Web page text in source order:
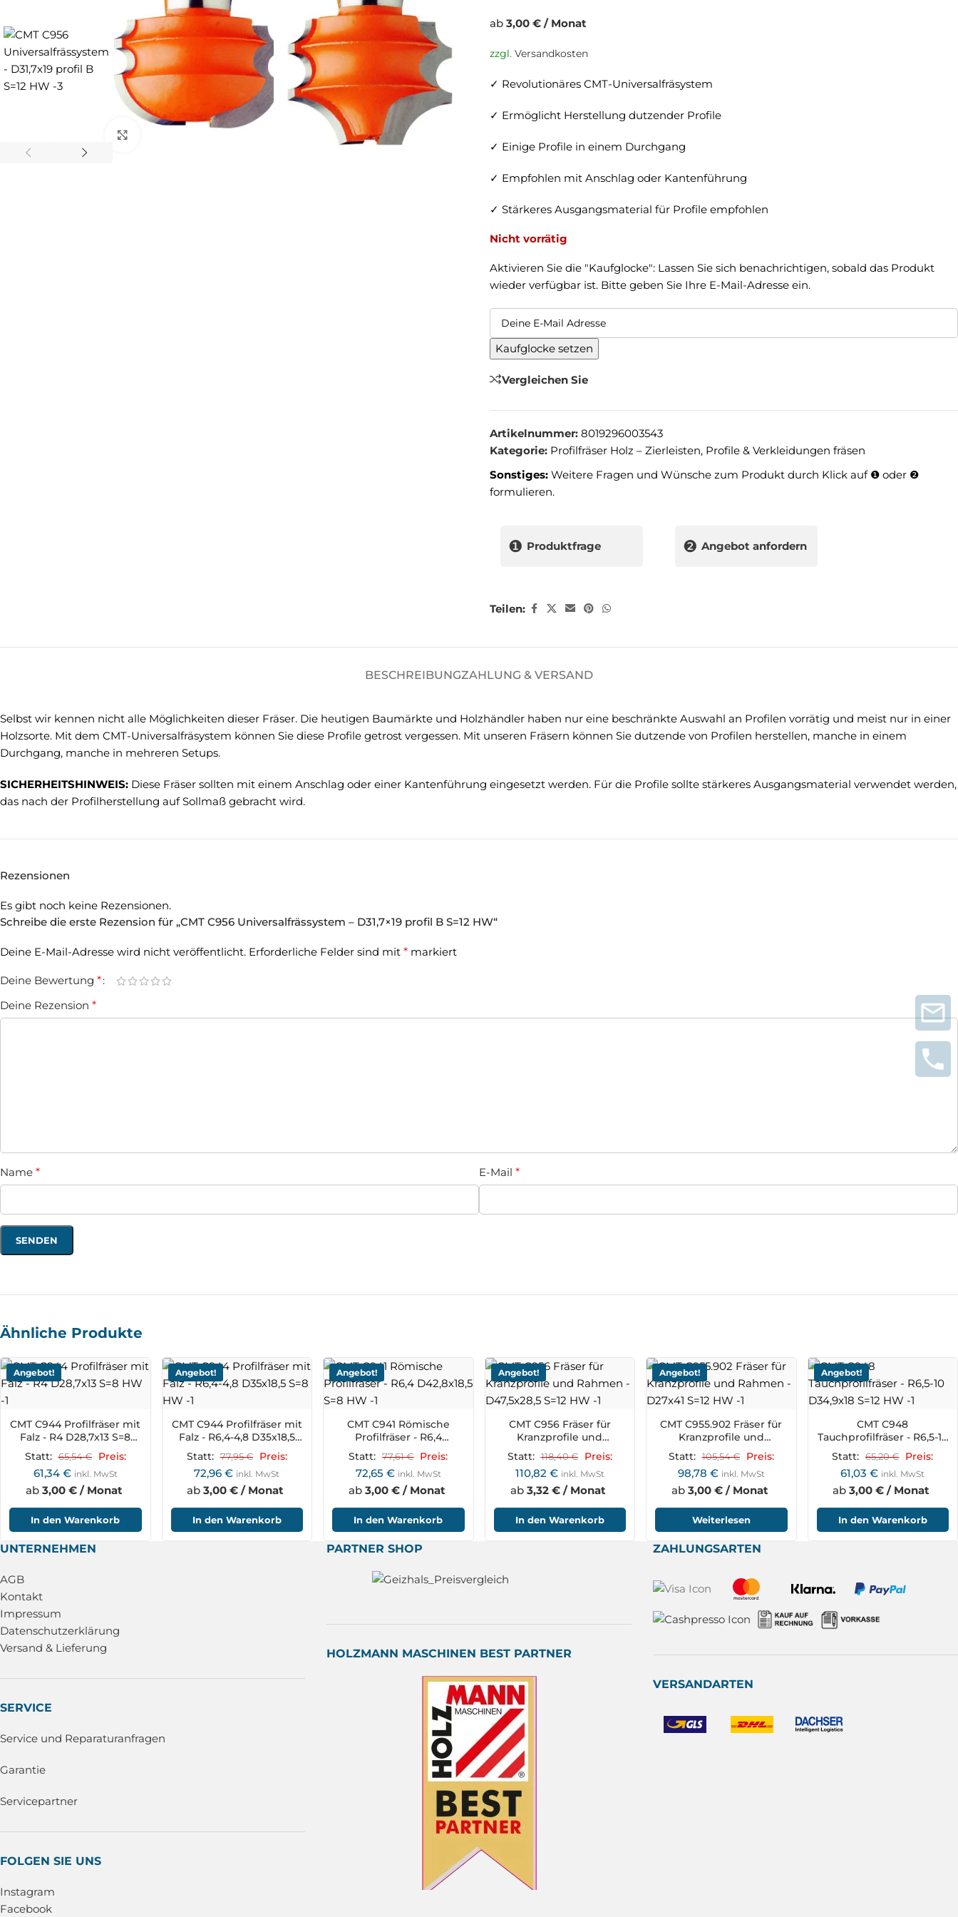
ab 3,00 € / Monat
zzgl. Versandkosten
✓ Revolutionäres CMT-Universalfräsystem
✓ Ermöglicht Herstellung dutzender Profile
✓ Einige Profile in einem Durchgang
✓ Empfohlen mit Anschlag oder Kantenführung
✓ Stärkeres Ausgangsmaterial für Profile empfohlen
Nicht vorrätig
Aktivieren Sie die "Kaufglocke": Lassen Sie sich benachrichtigen, sobald das Produkt
wieder verfügbar ist. Bitte geben Sie Ihre E-Mail-Adresse ein.
Kaufglocke setzen
Vergleichen Sie
Artikelnummer: 8019296003543
Kategorie: Profilfräser Holz – Zierleisten, Profile & Verkleidungen fräsen
Sonstiges: Weitere Fragen und Wünsche zum Produkt durch Klick auf ❶ oder ❷
formulieren.
❶ Produktfrage ❷ Angebot anfordern
Teilen:
BESCHREIBUNGZAHLUNG & VERSAND
Selbst wir kennen nicht alle Möglichkeiten dieser Fräser. Die heutigen Baumärkte und Holzhändler haben nur eine beschränkte Auswahl an Profilen vorrätig und meist nur in einer
Holzsorte. Mit dem CMT-Universalfräsystem können Sie diese Profile getrost vergessen. Mit unseren Fräsern können Sie dutzende von Profilen herstellen, manche in einem
Durchgang, manche in mehreren Setups.
SICHERHEITSHINWEIS: Diese Fräser sollten mit einem Anschlag oder einer Kantenführung eingesetzt werden. Für die Profile sollte stärkeres Ausgangsmaterial verwendet werden,
das nach der Profilherstellung auf Sollmaß gebracht wird.
Rezensionen
Es gibt noch keine Rezensionen.
Schreibe die erste Rezension für „CMT C956 Universalfrässystem – D31,7×19 profil B S=12 HW“
Deine E-Mail-Adresse wird nicht veröffentlicht. Erforderliche Felder sind mit * markiert
Deine Bewertung *
Deine Rezension *
Name * E-Mail *
Ähnliche Produkte
Angebot!
CMT C944 Profilfräser mit
Falz - R4 D28,7x13 S=8
Statt: 65,54€ Preis:
61,34 € inkl. MwSt
ab 3,00 € / Monat
In den Warenkorb
Angebot!
CMT C944 Profilfräser mit
Falz - R6,4-4,8 D35x18,5
Statt: 77,95€ Preis:
72,96€ inkl. MwSt
ab3,00 € / Monat
In den Warenkorb
Angebot!
CMT C941 Römische
Profilfräser - R6,4
D42,8x18,5 S=8 HW
Statt: 77,61€ Preis:
72,65 € inkl. MwSt
ab 3,00 € / Monat
In den Warenkorb
Angebot!
CMT C956 Fräser für
Kranzprofile und
Rahmen - D47,5x28,5 S=12
HW
Statt: 118,40€ Preis:
110,82 € inkl. MwSt
ab3,32 € / Monat
In den Warenkorb
Angebot!
CMT C955.902 Fräser für
Kranzprofile und
Rahmen - D27x41 S=12
HW
Statt: 105,54€ Preis:
98,78 € inkl. MwSt
ab 3,00 € / Monat
Weiterlesen
Angebot!
CMT C948
Tauchprofilfräser - R6,5-10
D34,9x18 S=12 HW
Statt: 65,20€ Preis:
61,03€ inkl. MwSt
ab3,00 € / Monat
In den Warenkorb
UNTERNEHMEN
AGB
Kontakt
Impressum
Datenschutzerklärung
Versand & Lieferung
SERVICE
Service und Reparaturanfragen
Garantie
Servicepartner
FOLGEN SIE UNS
Instagram
Facebook
PARTNER SHOP
HOLZMANN MASCHINEN BEST PARTNER
ZAHLUNGSARTEN
VERSANDARTEN